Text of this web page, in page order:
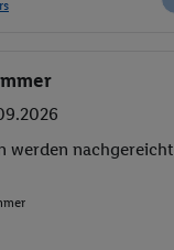
werden nachgereicht